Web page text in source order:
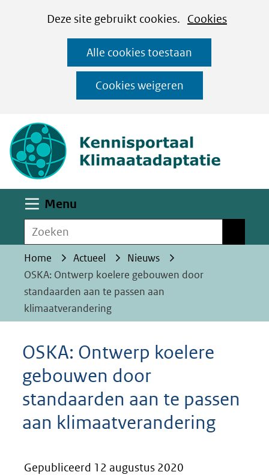
CookiesDeze site gebruikt cookies. Cookies
op
deze
website
worden
toegestaan
geweigerd.
Alle cookies toestaan
Cookies weigeren
Ga
naar
de
inhoud
Menu
Zoeken
Home Actueel
Nieuws
OSKA: Ontwerp koelere gebouwen door
standaarden aan te passen aan
klimaatverandering
OSKA: Ontwerp koelere
gebouwen door
standaarden aan te passen
aan klimaatverandering
Gepubliceerd 12 augustus 2020